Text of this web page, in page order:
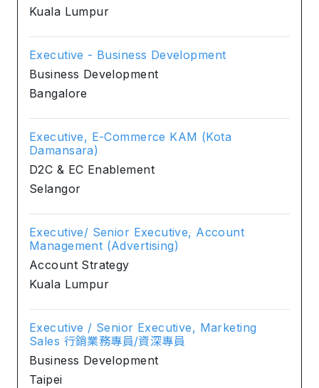
Kuala Lumpur
Executive - Business Development
Business Development
Bangalore
Executive, E-Commerce KAM (Kota
Damansara)
D2C & EC Enablement
Selangor
Executive/ Senior Executive, Account
Management (Advertising)
Account Strategy
Kuala Lumpur
Executive / Senior Executive, Marketing
Sales 行銷業務專員/資深專員
Business Development
Taipei